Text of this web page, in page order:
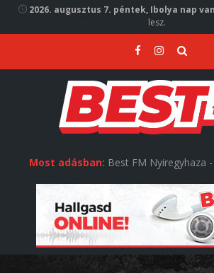
2026. augusztus 7. péntek, Ibolya nap
lesz.
Most adásban: Best FM Nyiregyhaza